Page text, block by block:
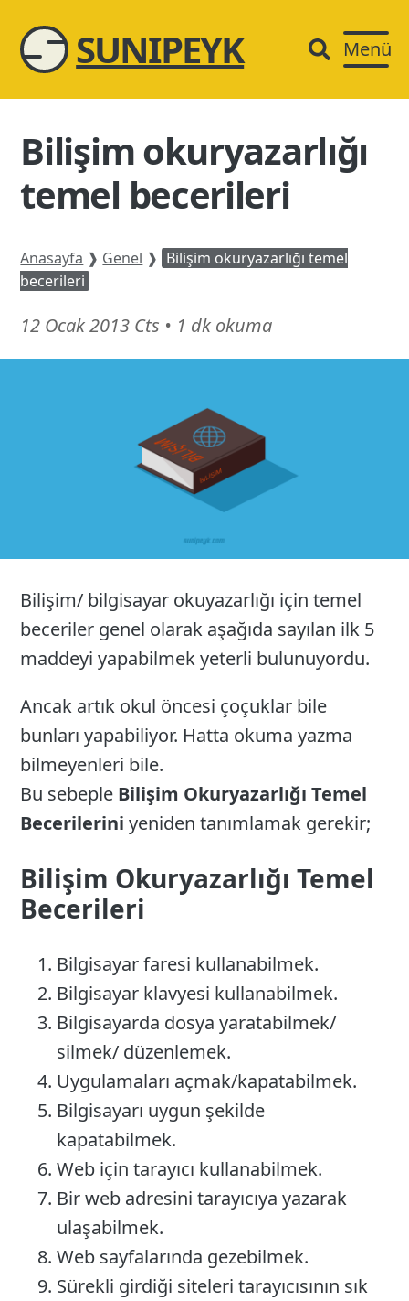
SUNIPEYK Menü
Bilişim okuryazarlığı
temel becerileri
Anasayfa ❱ Genel ❱ Bilişim okuryazarlığı temel
becerileri
12 Ocak 2013 Cts 21
Şubat
• 1 dk okuma
Bilişim/ bilgisayar okuyazarlığı için temel
beceriler genel olarak aşağıda sayılan ilk 5
maddeyi yapabilmek yeterli bulunuyordu.
Ancak artık okul öncesi çoçuklar bile
bunları yapabiliyor. Hatta okuma yazma
bilmeyenleri bile.
Bu sebeple Bilişim Okuryazarlığı Temel
Becerilerini yeniden tanımlamak gerekir;
Bilişim Okuryazarlığı Temel
Becerileri
Bilgisayar faresi kullanabilmek.
Bilgisayar klavyesi kullanabilmek.
Bilgisayarda dosya yaratabilmek/
silmek/ düzenlemek.
Uygulamaları açmak/kapatabilmek.
Bilgisayarı uygun şekilde
kapatabilmek.
Web için tarayıcı kullanabilmek.
Bir web adresini tarayıcıya yazarak
ulaşabilmek.
Web sayfalarında gezebilmek.
Sürekli girdiği siteleri tarayıcısının sık